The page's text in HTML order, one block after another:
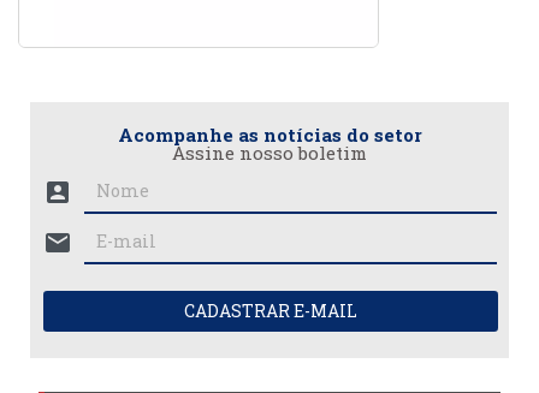
Acompanhe as notícias do setor
Assine nosso boletim
account_box
mail
CADASTRAR E-MAIL